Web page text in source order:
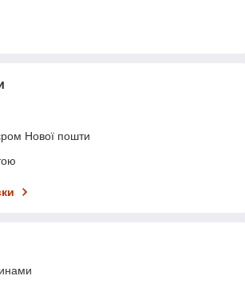
Нової пошти